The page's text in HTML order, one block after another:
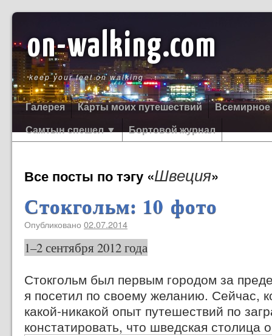
on-walking.com
keep your feet on walking
Галерея Карты моих путешествий
Самтын спешел ▼
Бортовой журнал
Все посты по тэгу «Швеция»
Стокгольм: 10 фото
Опубликовано 02.07.2014
1–2 сентября 2012 года
Стокгольм был первым городом за
я посетил по своему желанию. Сейчас,
какой-никакой опыт путешествий по
констатировать, что шведская столица